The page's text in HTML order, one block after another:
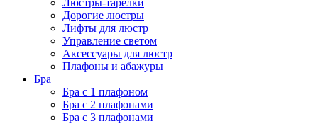
Люстры-тарелки
Дорогие люстры
Лифты для люстр
Управление светом
Аксессуары для люстр
Плафоны и абажуры
Бра
Бра с 1 плафоном
Бра с 2 плафонами
Бра с 3 плафонами